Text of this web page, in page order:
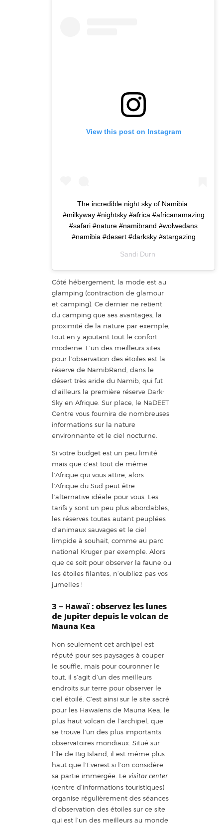
View this post on Instagram
The incredible night sky of Namibia.
#milkyway #nightsky #africa #africanamazing
#safari #nature #namibrand #wolwedans
#namibia #desert #darksky #stargazing
Sandi Durn
Côté hébergement, la mode est au
glamping (contraction de glamour
et camping). Ce dernier ne retient
du camping que ses avantages, la
proximité de la nature par exemple,
tout en y ajoutant tout le confort
moderne. L’un des meilleurs sites
pour l’observation des étoiles est la
réserve de NamibRand, dans le
désert très aride du Namib, qui fut
d’ailleurs la première réserve Dark-
Sky en Afrique. Sur place, le NaDEET
Centre vous fournira de nombreuses
informations sur la nature
environnante et le ciel nocturne.
Si votre budget est un peu limité
mais que c’est tout de même
l’Afrique qui vous attire, alors
l’Afrique du Sud peut être
l’alternative idéale pour vous. Les
tarifs y sont un peu plus abordables,
les réserves toutes autant peuplées
d’animaux sauvages et le ciel
limpide à souhait, comme au parc
national Kruger par exemple. Alors
que ce soit pour observer la faune ou
les étoiles filantes, n’oubliez pas vos
jumelles !
3 – Hawaï: observez les lunes
de Jupiter depuis le volcan de
Mauna Kea
Non seulement cet archipel est
réputé pour ses paysages à couper
le souffle, mais pour couronner le
tout, il s’agit d’un des meilleurs
endroits sur terre pour observer le
ciel étoilé. C’est ainsi sur le site sacré
pour les Hawaïens de Mauna Kea, le
plus haut volcan de l’archipel, que
se trouve l’un des plus importants
observatoires mondiaux. Situé sur
l’île de Big Island, il est même plus
haut que l’Everest si l’on considère
sa partie immergée. Le visitor center
(centre d’informations touristiques)
organise régulièrement des séances
d’observation des étoiles sur ce site
qui est l’un des meilleurs au monde